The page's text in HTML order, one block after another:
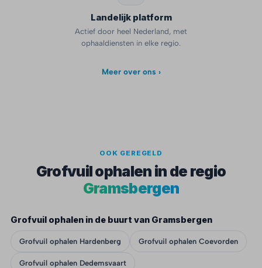
Landelijk platform
Actief door heel Nederland, met
ophaaldiensten in elke regio.
Meer over ons ›
OOK GEREGELD
Grofvuil ophalen in de regio
Gramsbergen
Grofvuil ophalen in de buurt van Gramsbergen
Grofvuil ophalen Hardenberg Grofvuil ophalen Coevorden
Grofvuil ophalen Dedemsvaart